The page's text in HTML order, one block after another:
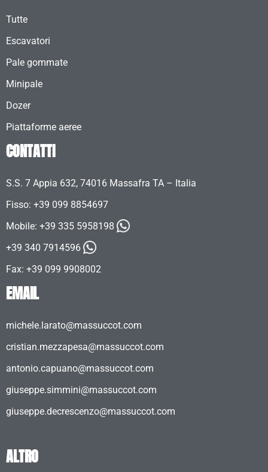
Tutte
Escavatori
Pale gommate
Minipale
Dozer
Piattaforme aeree
CONTATTI
S.S. 7 Appia 632, 74016 Massafra TA – Italia
Fisso: +39 099 8854697
Mobile: +39 335 5958198
+39 340 7914596
Fax: +39 099 9908002
EMAIL
michele.larato@massuccot.com
cristian.mezzapesa@massuccot.com
antonio.capuano@massuccot.com
giuseppe.simmini@massuccot.com
giuseppe.decrescenzo@massuccot.com
ALTRO